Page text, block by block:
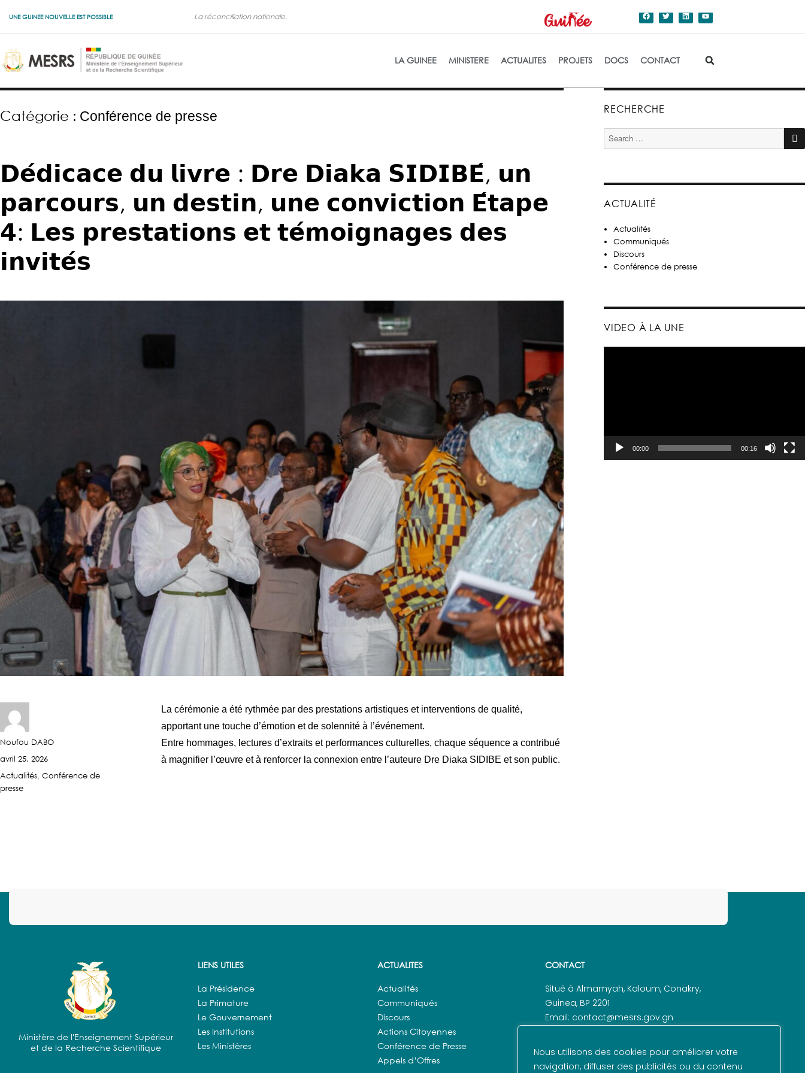
Nous utilisons des cookies pour améliorer votre
navigation, diffuser des publicités ou du contenu
UNE GUINEE NOUVELLE EST POSSIBLE La réconciliation nationale. La refondation de l'Etat.
LA GUINEE MINISTERE ACTUALITES PROJETS DOCS CONTACT
Catégorie : Conférence de presse
𝗗𝗲́𝗱𝗶𝗰𝗮𝗰𝗲 𝗱𝘂 𝗹𝗶𝘃𝗿𝗲 : 𝗗𝗿𝗲 𝗗𝗶𝗮𝗸𝗮 𝗦𝗜𝗗𝗜𝗕𝗘́, 𝘂𝗻
𝗽𝗮𝗿𝗰𝗼𝘂𝗿𝘀, 𝘂𝗻 𝗱𝗲𝘀𝘁𝗶𝗻, 𝘂𝗻𝗲 𝗰𝗼𝗻𝘃𝗶𝗰𝘁𝗶𝗼𝗻 𝗘́𝘁𝗮𝗽𝗲
𝟰: 𝗟𝗲𝘀 𝗽𝗿𝗲𝘀𝘁𝗮𝘁𝗶𝗼𝗻𝘀 𝗲𝘁 𝘁𝗲́𝗺𝗼𝗶𝗴𝗻𝗮𝗴𝗲𝘀 𝗱𝗲𝘀
𝗶𝗻𝘃𝗶𝘁𝗲́𝘀
La cérémonie a été rythmée par des prestations artistiques et interventions de qualité,
apportant une touche d’émotion et de solennité à l’événement.
Entre hommages, lectures d’extraits et performances culturelles, chaque séquence a contribué
à magnifier l’œuvre et à renforcer la connexion entre l’auteure Dre Diaka SIDIBE et son public.
Noufou DABO
avril 25, 2026
Actualités Conférence de
presse
RECHERCHE
ACTUALITÉ
Actualités
Communiqués
Discours
Conférence de presse
VIDEO À LA UNE
00:00 00:16
Ministère de l'Enseignement Supérieur
et de la Recherche Scientifique
LIENS UTILES
La Présidence
La Primature
Le Gouvernement
Les Institutions
Les Ministères
ACTUALITES
Actualités
Communiqués
Discours
Actions Citoyennes
Conférence de Presse
Appels d’Offres
CONTACT
Situé à Almamyah, Kaloum, Conakry,
Guinea, BP 2201
Email: contact@mesrs.gov.gn